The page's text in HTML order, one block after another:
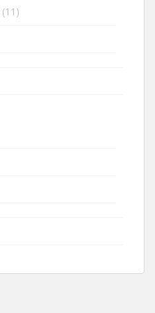
(11)